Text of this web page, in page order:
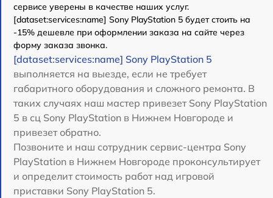
сервисе уверены в качестве наших услуг.
[dataset:services:name] Sony PlayStation 5 будет стоить на
-15% дешевле при оформлении заказа на сайте через
форму заказа звонка.
[dataset:services:name] Sony PlayStation 5
выполняется на выезде, если не требует
габаритного оборудования и сложного ремонта. В
таких случаях наш мастер привезет Sony PlayStation
5 в сц Sony PlayStation в Нижнем Новгороде и
привезет обратно.
Позвоните и наш сотрудник сервис-центра Sony
PlayStation в Нижнем Новгороде проконсультирует
и определит стоимость работ над игровой
приставки Sony PlayStation 5.